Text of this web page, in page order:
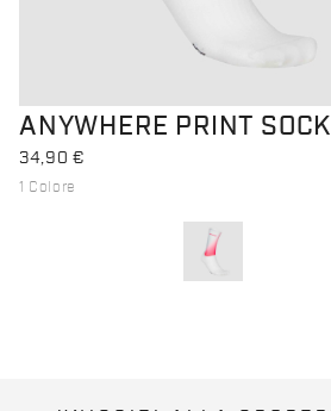
ANYWHERE PRINT SOCK
34,90 €
1 Colore